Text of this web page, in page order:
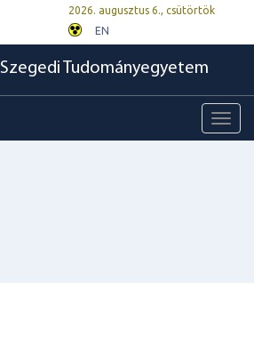
2026. augusztus 6., csütörtök
EN
Szegedi Tudományegyetem